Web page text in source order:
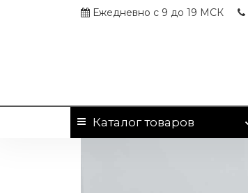
Ежедневно с 9 до 19 МСК
Каталогтоваров